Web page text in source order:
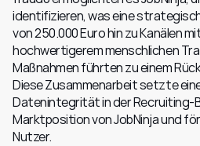
identifizieren, was eine
von 250.000 Euro hin zu Kanälen
hochwertigerem menschlichen
Maßnahmen führten zu einem
Diese Zusammenarbeit setzte
Datenintegrität in der Recruiting-
Marktposition von JobNinja und
Nutzer.